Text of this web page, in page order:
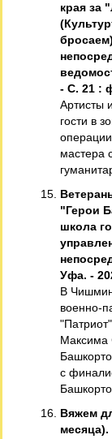
края за
- С. 21 :
Артисты
гости в
мастера
"Герои
школа
Уфа. -
В
военно-
Максима
с
Вяжем
месяца).